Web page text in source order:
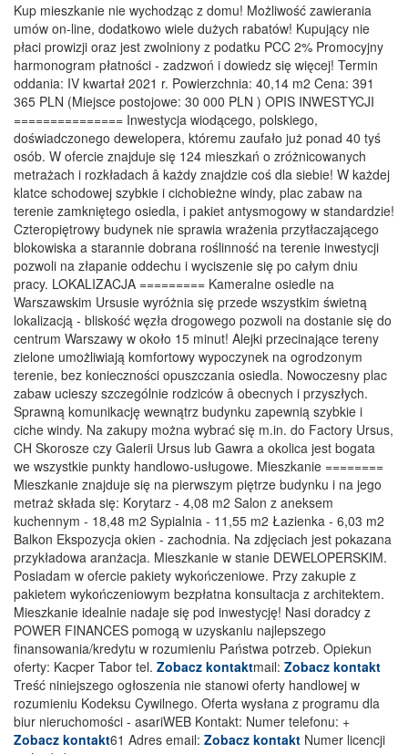
Kup mieszkanie nie wychodząc z domu! Możliwość zawierania
umów on-line, dodatkowo wiele dużych rabatów! Kupujący nie
płaci prowizji oraz jest zwolniony z podatku PCC 2% Promocyjny
harmonogram płatności - zadzwoń i dowiedz się więcej! Termin
oddania: IV kwartał 2021 r. Powierzchnia: 40,14 m2 Cena: 391
365 PLN (Miejsce postojowe: 30 000 PLN ) OPIS INWESTYCJI
=============== Inwestycja wiodącego, polskiego,
doświadczonego dewelopera, któremu zaufało już ponad 40 tyś
osób. W ofercie znajduje się 124 mieszkań o zróżnicowanych
metrażach i rozkładach â każdy znajdzie coś dla siebie! W każdej
klatce schodowej szybkie i cichobieżne windy, plac zabaw na
terenie zamkniętego osiedla, i pakiet antysmogowy w standardzie!
Czteropiętrowy budynek nie sprawia wrażenia przytłaczającego
blokowiska a starannie dobrana roślinność na terenie inwestycji
pozwoli na złapanie oddechu i wyciszenie się po całym dniu
pracy. LOKALIZACJA ========= Kameralne osiedle na
Warszawskim Ursusie wyróżnia się przede wszystkim świetną
lokalizacją - bliskość węzła drogowego pozwoli na dostanie się do
centrum Warszawy w około 15 minut! Alejki przecinające tereny
zielone umożliwiają komfortowy wypoczynek na ogrodzonym
terenie, bez konieczności opuszczania osiedla. Nowoczesny plac
zabaw ucieszy szczególnie rodziców â obecnych i przyszłych.
Sprawną komunikację wewnątrz budynku zapewnią szybkie i
ciche windy. Na zakupy można wybrać się m.in. do Factory Ursus,
CH Skorosze czy Galerii Ursus lub Gawra a okolica jest bogata
we wszystkie punkty handlowo-usługowe. Mieszkanie ========
Mieszkanie znajduje się na pierwszym piętrze budynku i na jego
metraż składa się: Korytarz - 4,08 m2 Salon z aneksem
kuchennym - 18,48 m2 Sypialnia - 11,55 m2 Łazienka - 6,03 m2
Balkon Ekspozycja okien - zachodnia. Na zdjęciach jest pokazana
przykładowa aranżacja. Mieszkanie w stanie DEWELOPERSKIM.
Posiadam w ofercie pakiety wykończeniowe. Przy zakupie z
pakietem wykończeniowym bezpłatna konsultacja z architektem.
Mieszkanie idealnie nadaje się pod inwestycję! Nasi doradcy z
POWER FINANCES pomogą w uzyskaniu najlepszego
finansowania/kredytu w rozumieniu Państwa potrzeb. Opiekun
oferty: Kacper Tabor tel. Zobacz kontaktmail: Zobacz kontakt
Treść niniejszego ogłoszenia nie stanowi oferty handlowej w
rozumieniu Kodeksu Cywilnego. Oferta wysłana z programu dla
biur nieruchomości - asariWEB Kontakt: Numer telefonu: +
Zobacz kontakt61 Adres email: Zobacz kontakt Numer licencji